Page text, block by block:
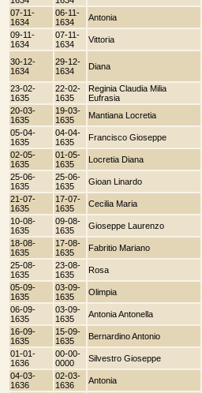
07-11-
1634
06-11-
1634
Antonia
09-11-
1634
07-11-
1634
Vittoria
30-12-
1634
29-12-
1634
Diana
23-02-
1635
22-02-
1635
Reginia Claudia Milia
Eufrasia
20-03-
1635
19-03-
1635
Mantiana Locretia
05-04-
1635
04-04-
1635
Francisco Gioseppe
02-05-
1635
01-05-
1635
Locretia Diana
25-06-
1635
25-06-
1635
Gioan Linardo
21-07-
1635
17-07-
1635
Cecilia Maria
10-08-
1635
09-08-
1635
Gioseppe Laurenzo
18-08-
1635
17-08-
1635
Fabritio Mariano
25-08-
1635
23-08-
1635
Rosa
05-09-
1635
03-09-
1635
Olimpia
06-09-
1635
03-09-
1635
Antonia Antonella
16-09-
1635
15-09-
1635
Bernardino Antonio
01-01-
1636
00-00-
0000
Silvestro Gioseppe
04-03-
1636
02-03-
1636
Antonia